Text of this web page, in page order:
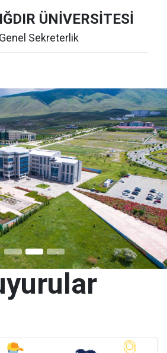
IĞDIR ÜNİVERSİTESİ
Genel Sekreterlik